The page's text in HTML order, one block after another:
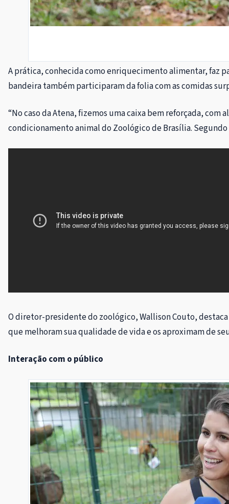
A prática, conhecida como enriquecimento alimentar, faz
bandeira também participaram da folia com as comidas
“No caso da Atena, fizemos uma caixa bem reforçada,
condicionamento animal do Zoológico de Brasília.
O diretor-presidente do zoológico, Wallison Couto,
que melhoram sua qualidade de vida e os aproximam de
Interação com o público